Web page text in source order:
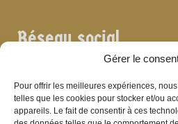
Gérer le
Pour offrir les meilleures expériences,
telles que les cookies pour stocker et/ou
appareils. Le fait de consentir à ces
Réseau social
Archives